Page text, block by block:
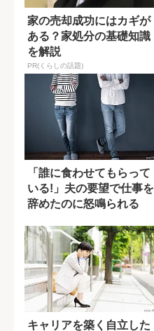
家の売却成功にはカギが
ある？家処分の基礎知識
を解説
PR(くらしの話題)
「誰に食わせてもらって
いる!」夫の要望で仕事を
辞めたのに怒鳴られる
キャリアを築く自立した